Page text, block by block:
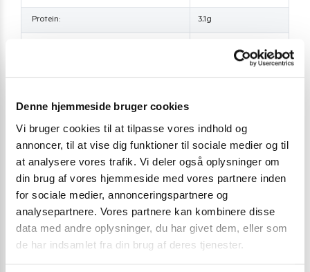
Denne hjemmeside bruger cookies
Vi bruger cookies til at tilpasse vores indhold og
annoncer, til at vise dig funktioner til sociale medier og til
at analysere vores trafik. Vi deler også oplysninger om
din brug af vores hjemmeside med vores partnere inden
for sociale medier, annonceringspartnere og
analysepartnere. Vores partnere kan kombinere disse
data med andre oplysninger, du har givet dem, eller som
de har indsamlet fra din brug af deres tjenester.
Protein: 3,1g
Brand Megachef
Land Thailand
Nudler Østerssauce
Chili styrke Styrke 0 – Chilli Free Zone